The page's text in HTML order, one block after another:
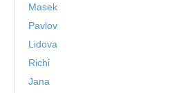
Masek
Pavlov
Lidova
Richi
Jana